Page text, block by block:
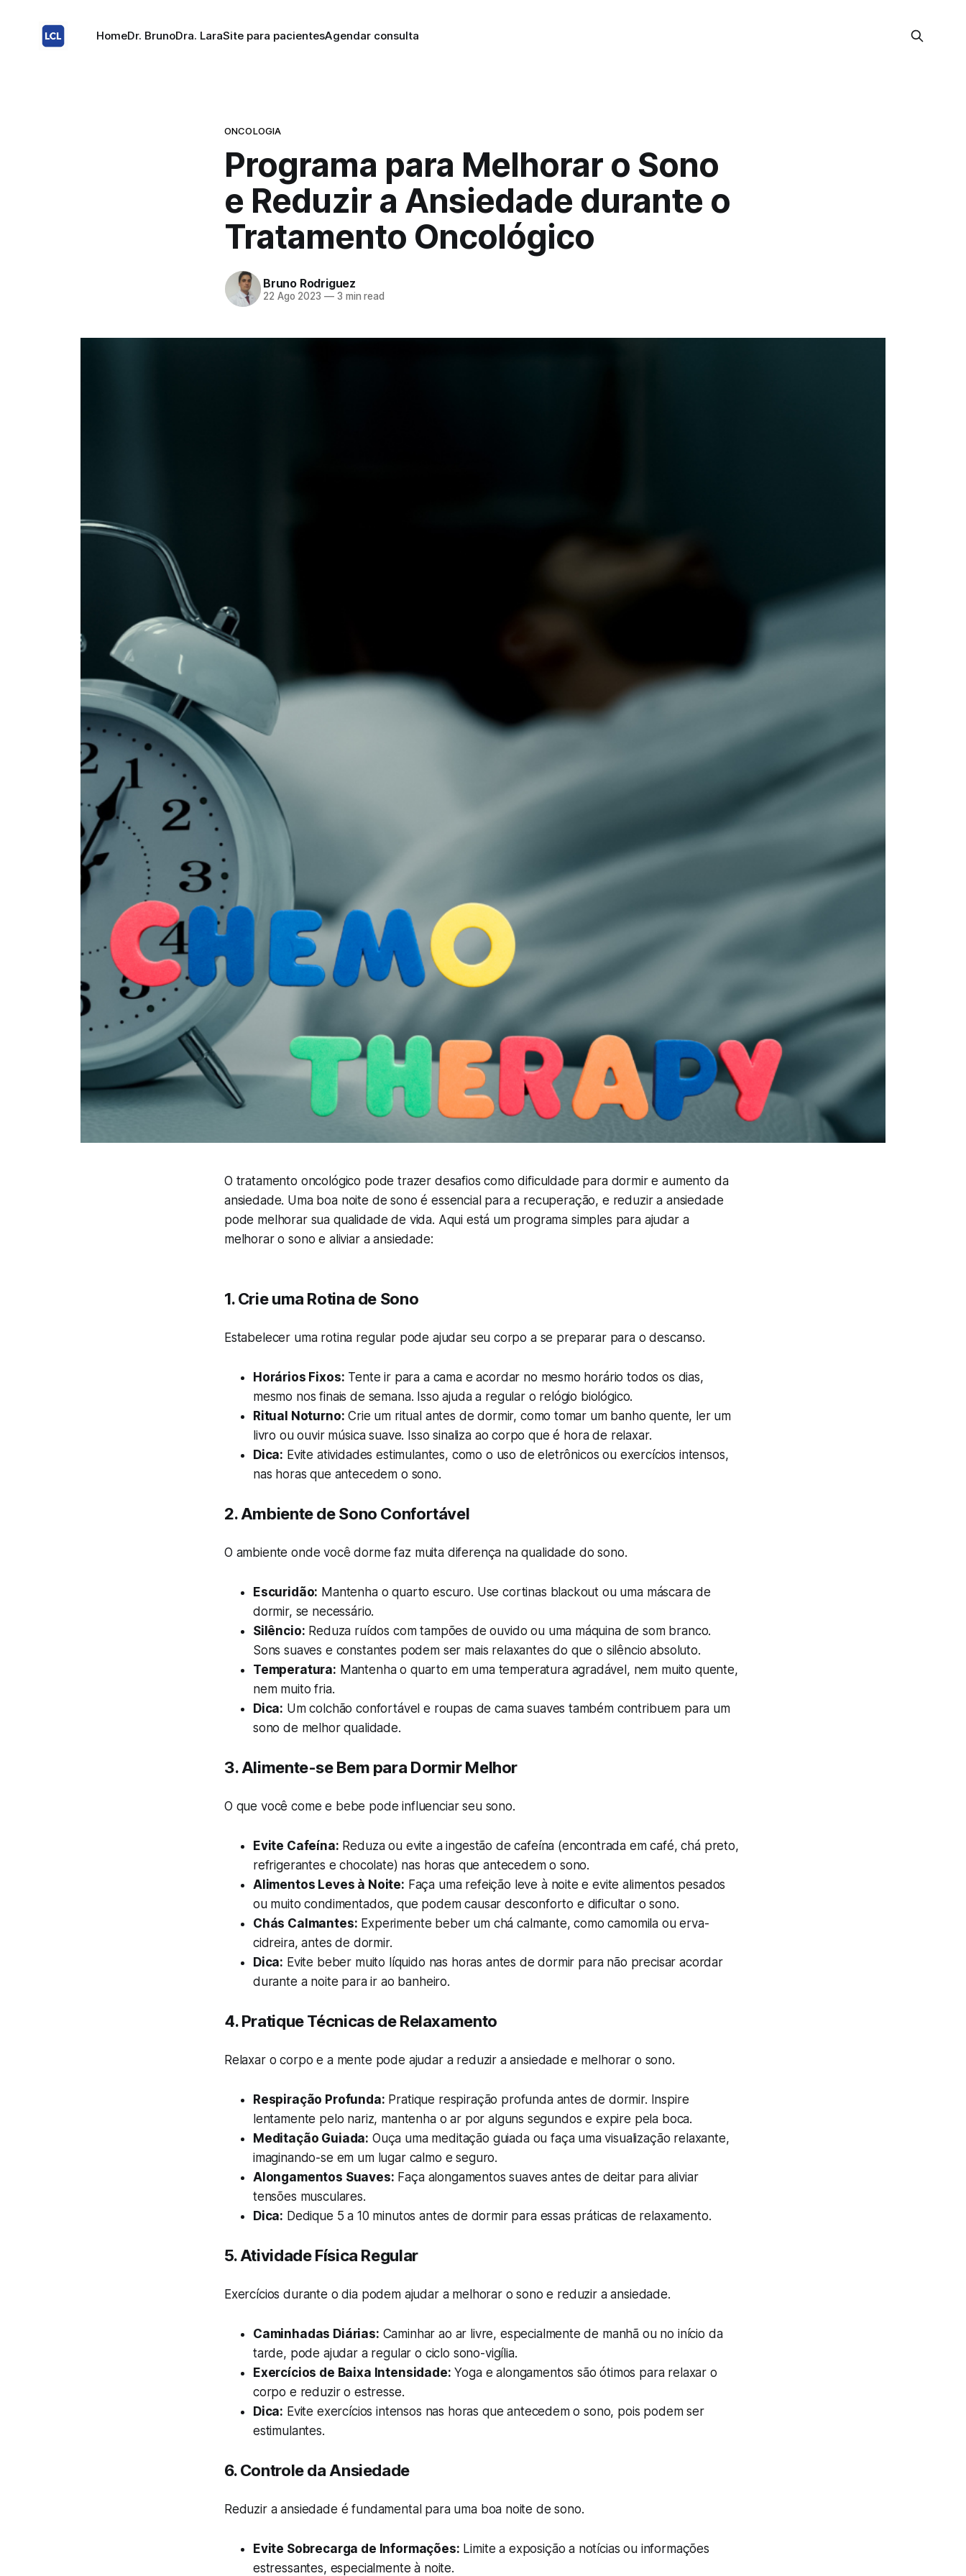
HomeDr. BrunoDra. LaraSite para pacientesAgendar consulta
ONCOLOGIA
Programa para Melhorar o Sono
e Reduzir a Ansiedade durante o
Tratamento Oncológico
Bruno Rodriguez
22 Ago 2023 —3 min read
O tratamento oncológico pode trazer desafios como dificuldade para dormir e aumento da
ansiedade. Uma boa noite de sono é essencial para a recuperação, e reduzir a ansiedade
pode melhorar sua qualidade de vida. Aqui está um programa simples para ajudar a
melhorar o sono e aliviar a ansiedade:
1.Crie uma Rotina de Sono
Estabelecer uma rotina regular pode ajudar seu corpo a se preparar para o descanso.
Horários Fixos: Tente ir para a cama e acordar no mesmo horário todos os dias,
mesmo nos finais de semana. Isso ajuda a regular o relógio biológico.
Ritual Noturno: Crie um ritual antes de dormir, como tomar um banho quente, ler um
livro ou ouvir música suave. Isso sinaliza ao corpo que é hora de relaxar.
Dica: Evite atividades estimulantes, como o uso de eletrônicos ou exercícios intensos,
nas horas que antecedem o sono.
2.Ambiente de Sono Confortável
O ambiente onde você dorme faz muita diferença na qualidade do sono.
Escuridão: Mantenha o quarto escuro. Use cortinas blackout ou uma máscara de
dormir, se necessário.
Silêncio: Reduza ruídos com tampões de ouvido ou uma máquina de som branco.
Sons suaves e constantes podem ser mais relaxantes do que o silêncio absoluto.
Temperatura: Mantenha o quarto em uma temperatura agradável, nem muito quente,
nem muito fria.
Dica: Um colchão confortável e roupas de cama suaves também contribuem para um
sono de melhor qualidade.
3.Alimente-se Bem para Dormir Melhor
O que você come e bebe pode influenciar seu sono.
Evite Cafeína: Reduza ou evite a ingestão de cafeína (encontrada em café, chá preto,
refrigerantes e chocolate) nas horas que antecedem o sono.
Alimentos Leves à Noite: Faça uma refeição leve à noite e evite alimentos pesados
ou muito condimentados, que podem causar desconforto e dificultar o sono.
Chás Calmantes: Experimente beber um chá calmante, como camomila ou erva-
cidreira, antes de dormir.
Dica: Evite beber muito líquido nas horas antes de dormir para não precisar acordar
durante a noite para ir ao banheiro.
4.Pratique Técnicas de Relaxamento
Relaxar o corpo e a mente pode ajudar a reduzir a ansiedade e melhorar o sono.
Respiração Profunda: Pratique respiração profunda antes de dormir. Inspire
lentamente pelo nariz, mantenha o ar por alguns segundos e expire pela boca.
Meditação Guiada: Ouça uma meditação guiada ou faça uma visualização relaxante,
imaginando-se em um lugar calmo e seguro.
Alongamentos Suaves: Faça alongamentos suaves antes de deitar para aliviar
tensões musculares.
Dica: Dedique 5 a 10 minutos antes de dormir para essas práticas de relaxamento.
5.Atividade Física Regular
Exercícios durante o dia podem ajudar a melhorar o sono e reduzir a ansiedade.
Caminhadas Diárias: Caminhar ao ar livre, especialmente de manhã ou no início da
tarde, pode ajudar a regular o ciclo sono-vigília.
Exercícios de Baixa Intensidade: Yoga e alongamentos são ótimos para relaxar o
corpo e reduzir o estresse.
Dica: Evite exercícios intensos nas horas que antecedem o sono, pois podem ser
estimulantes.
6.Controle da Ansiedade
Reduzir a ansiedade é fundamental para uma boa noite de sono.
Evite Sobrecarga de Informações: Limite a exposição a notícias ou informações
estressantes, especialmente à noite.